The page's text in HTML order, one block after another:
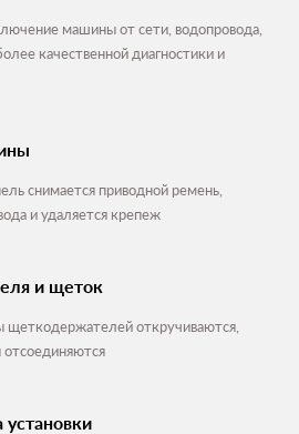
машины от сети, водопровода,
качественной диагностики и
снимается приводной ремень,
и удаляется крепеж
и щеток
откручиваются,
установки